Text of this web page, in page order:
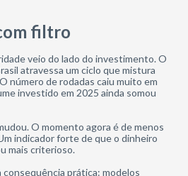
filtro
veio do lado do investimento. O
atravessa um ciclo que mistura
número de rodadas caiu muito em
investido em 2025 ainda somou
O momento agora é de menos
indicador forte de que o dinheiro
mais criterioso.
prática: modelos